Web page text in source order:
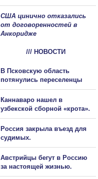
США цинично отказались
от договоренностей в
Анкоридже
/// НОВОСТИ
В Псковскую область
потянулись переселенцы
Каннаваро нашел в
узбекской сборной «крота».
Россия закрыла въезд для
судимых.
Австрийцы бегут в Россию
за настоящей жизнью.